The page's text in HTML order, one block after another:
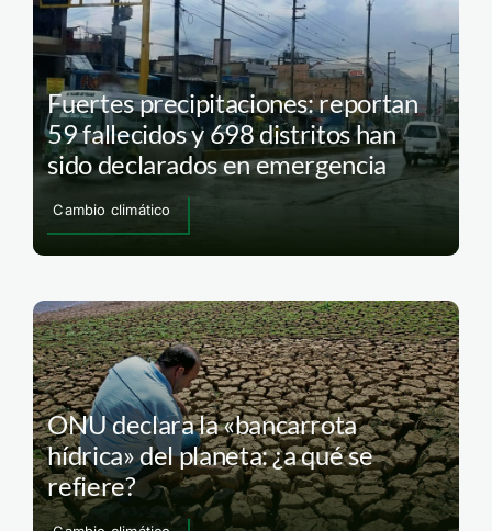
Fuertes precipitaciones: reportan
59 fallecidos y 698 distritos han
sido declarados en emergencia
Cambio climático
ONU declara la «bancarrota
hídrica» del planeta: ¿a qué se
refiere?